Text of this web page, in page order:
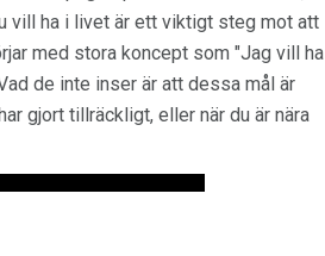
vill ha i livet är ett viktigt steg mot att
med stora koncept som "Jag vill ha
de inte inser är att dessa mål är
gjort tillräckligt, eller när du är nära